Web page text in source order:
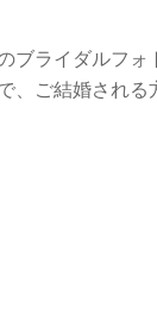
ブライダルフォ
、ご結婚される